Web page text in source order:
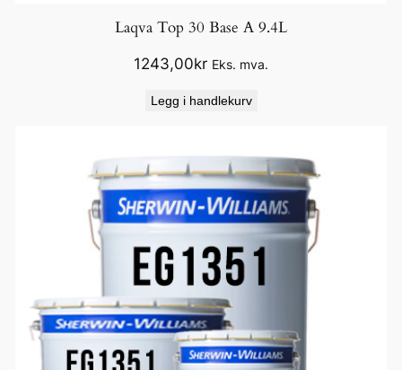
Laqva Top 30 Base A 9.4L
1243,00kr Eks. mva.
Legg i handlekurv